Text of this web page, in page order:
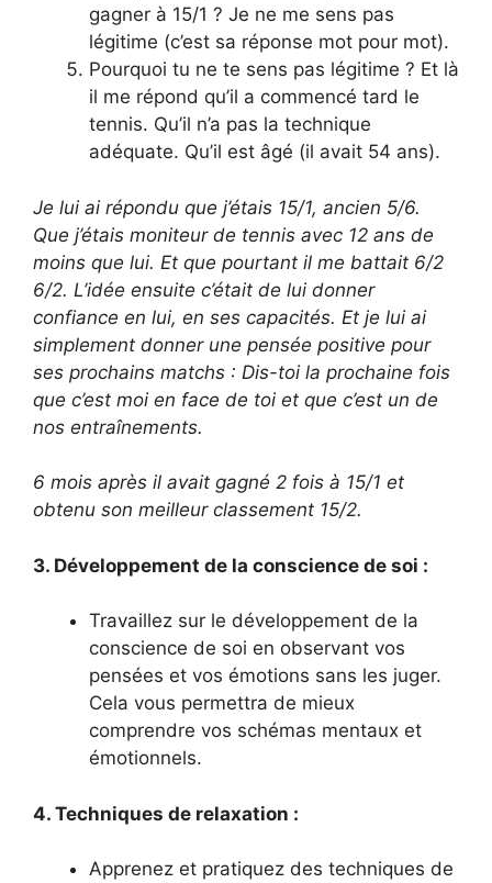
gagner à 15/1 ? Je ne me sens pas
légitime (c’est sa réponse mot pour mot).
Pourquoi tu ne te sens pas légitime ? Et là
il me répond qu’il a commencé tard le
tennis. Qu’il n’a pas la technique
adéquate. Qu’il est âgé (il avait 54 ans).
Je lui ai répondu que j’étais 15/1, ancien 5/6.
Que j’étais moniteur de tennis avec 12 ans de
moins que lui. Et que pourtant il me battait 6/2
6/2. L’idée ensuite c’était de lui donner
confiance en lui, en ses capacités. Et je lui ai
simplement donner une pensée positive pour
ses prochains matchs : Dis-toi la prochaine fois
que c’est moi en face de toi et que c’est un de
nos entraînements.
6 mois après il avait gagné 2 fois à 15/1 et
obtenu son meilleur classement 15/2.
3. Développement de la conscience de soi :
Travaillez sur le développement de la
conscience de soi en observant vos
pensées et vos émotions sans les juger.
Cela vous permettra de mieux
comprendre vos schémas mentaux et
émotionnels.
4. Techniques de relaxation :
Apprenez et pratiquez des techniques de